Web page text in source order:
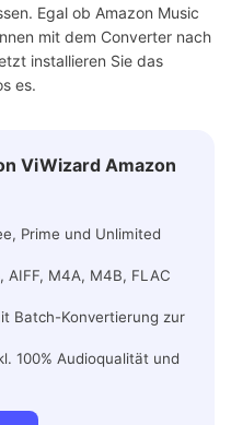
Egal ob Amazon Music
mit dem Converter nach
installieren Sie das
es.
ViWizard Amazon
Prime und Unlimited
AIFF, M4A, M4B, FLAC
Batch-Konvertierung zur
100% Audioqualität und